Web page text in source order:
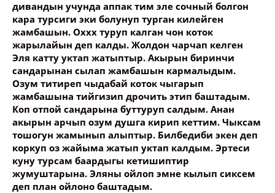
дивандын учунда аппак тим эле сочный болгон
кара турсиги эки болунуп турган килейген
жамбашын. Оххх туруп калган чон коток
жарылайын деп калды. Жолдон чарчап келген
Эля катту уктап жатыптыр. Акырын биринчи
сандарынан сылап жамбашын кармалыдым.
Озум титиреп чыдабай коток чыгарып
жамбашына тийгизип дрочить этип баштадым.
Коп отпой сандарына буттуруп салдым. Анан
акырын арчып озум душга кирип кеттим. Чыксам
тошогун жамынып алыптыр. Билбедиби экен деп
коркуп оз жайыма жатып уктап калдым. Эртеси
куну турсам баардыгы кетишиптир
жумуштарына. Эляны ойлоп эмне кылып сиксем
деп план ойлоно баштадым.